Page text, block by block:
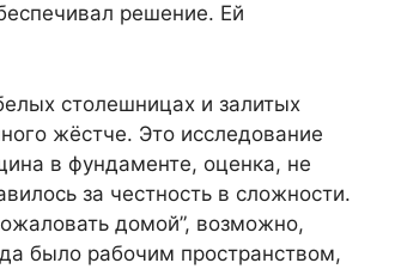
решение. Ей
столешницах и залитых
жёстче. Это исследование
в фундаменте, оценка, не
за честность в сложности.
домой”, возможно,
было рабочим пространством,